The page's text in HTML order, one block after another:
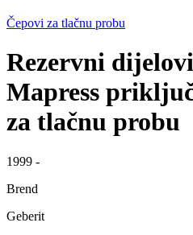
Čepovi za tlačnu probu
Rezervni
Mapress
za tlačnu probu
1999 -
Brend
Geberit